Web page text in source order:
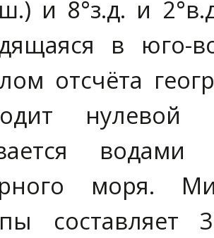
и 8°з.д. и
в юго-
отсчёта
нулевой
водами
моря.